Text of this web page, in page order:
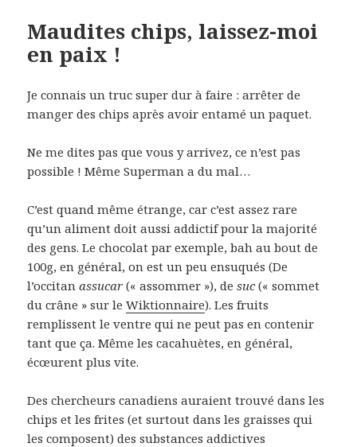
Maudites chips, laissez-moi
en paix !
Je connais un truc super dur à faire : arrêter de
manger des chips après avoir entamé un paquet.
Ne me dites pas que vous y arrivez, ce n’est pas
possible ! Même Superman a du mal…
C’est quand même étrange, car c’est assez rare
qu’un aliment doit aussi addictif pour la majorité
des gens. Le chocolat par exemple, bah au bout de
100g, en général, on est un peu ensuqués (De
l’occitanassucar (« assommer »), desuc(« sommet
du crâne » sur leWiktionnaire). Les fruits
remplissent le ventre qui ne peut pas en contenir
tant que ça. Même les cacahuètes, en général,
écœurent plus vite.
Des chercheurs canadiens auraient trouvé dans les
chips et les frites (et surtout dans les graisses qui
les composent) des substances addictives